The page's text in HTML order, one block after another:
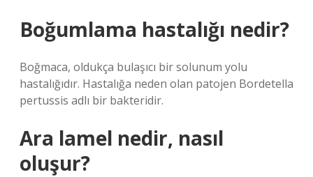
Boğumlama hastalığı nedir?
Boğmaca, oldukça bulaşıcı bir solunum yolu
hastalığıdır. Hastalığa neden olan patojen Bordetella
pertussis adlı bir bakteridir.
Ara lamel nedir, nasıl
oluşur?